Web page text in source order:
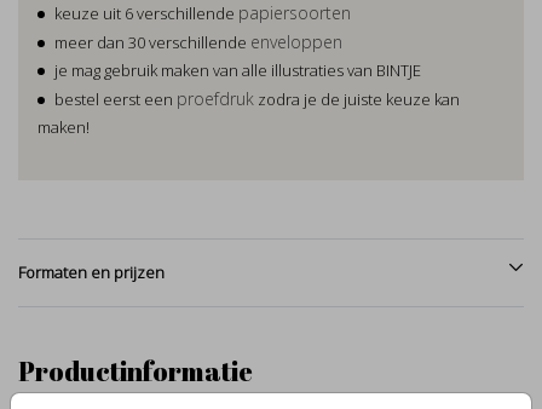
keuze uit 6 verschillende papiersoorten
meer dan 30 verschillende enveloppen
je mag gebruik maken van alle illustraties van BINTJE
bestel eerst een proefdruk zodra je de juiste keuze kan
maken!
Formaten en prijzen
Productinformatie